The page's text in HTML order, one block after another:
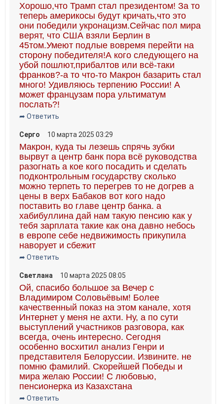
Хорошо,что Трамп стал президентом! За то
теперь америкосы будут кричать,что это
они победили укронацизм.Сейчас пол мира
верят, что США взяли Берлин в
45том.Умеют подлые вовремя перейти на
сторону победителя!А кого следующего на
убой пошлют,прибалтов или всё-таки
франков?-а то что-то Макрон базарить стал
много! Удивляюсь терпению России! А
может французам пора ультиматум
послать?!
➦ Ответить
Серго 10 марта 2025 03:29
Макрон, куда ты лезешь спрячь зубки
вырвут а центр банк пора всё руководства
разогнать а кое кого посадить и сделать
подконтрольным государству сколько
можно терпеть то перегрев то не догрев а
цены в верх Бабаков вот кого надо
поставить во главе центр банка. а
хабибуллина дай нам такую пенсию как у
тебя зарплата такие как она давно небось
в европе себе недвижимость прикупила
наворует и сбежит
➦ Ответить
Светлана 10 марта 2025 08:05
Ой, спасибо большое за Вечер с
Владимиром Соловьёвым! Более
качественный показ на этом канале, хотя
Интернет у меня не ахти. Ну, а по сути
выступлений участников разговора, как
всегда, очень интересно. Сегодня
особенно восхитил анализ Генри и
представителя Белоруссии. Извините. не
помню фамилий. Скорейшей Победы и
мира желаю России! С любовью,
пенсионерка из Казахстана
➦ Ответить